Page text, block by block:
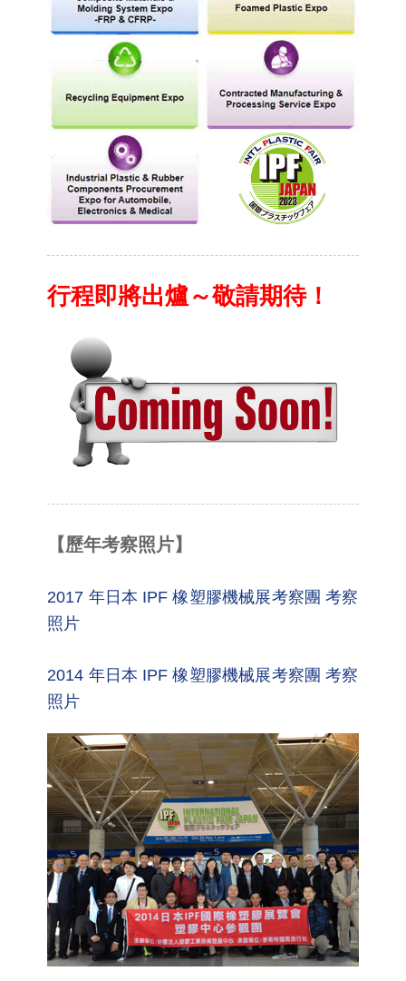
行程即將出爐～敬請期待！
【歷年考察照片】
2017 年日本 IPF 橡塑膠機械展考察團 考察
照片
2014 年日本 IPF 橡塑膠機械展考察團 考察
照片